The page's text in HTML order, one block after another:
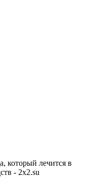
который лечится в
- 2x2.su